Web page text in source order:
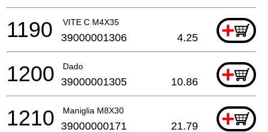
VITE C M4X35 +
1190 39000001306 4.25
Dado +
1200 39000001305 10.86
Maniglia M8X30 +
1210 39000000171 21.79